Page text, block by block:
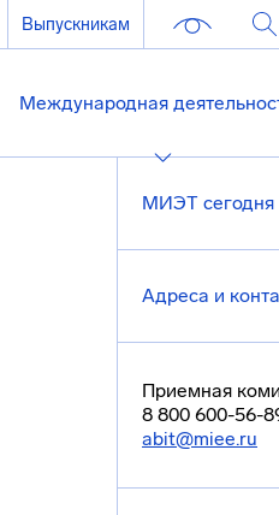
Выпускникам
Международная
МИЭТ сегодня
Адреса и
Приемная
8 800 600-56-
abit@miee.ru